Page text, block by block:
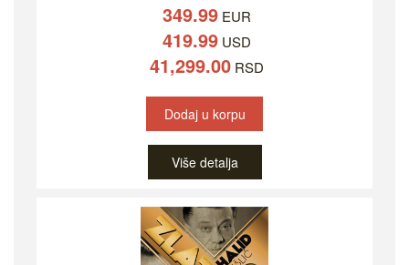
349.99 EUR
419.99 USD
41,299.00 RSD
Dodaj u korpu
Više detalja